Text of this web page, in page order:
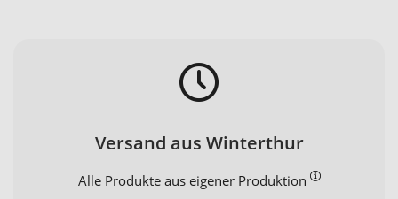
Versand aus Winterthur
Alle Produkte aus eigener Produktion